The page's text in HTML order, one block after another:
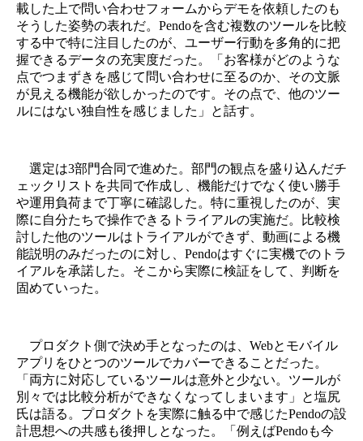
載した上で問い合わせフォームからデモを依頼したのも
そうした姿勢の表れだ。Pendoを含む複数のツールを比較
する中で特に注目したのが、ユーザー行動を多角的に把
握できるデータの充実度だった。「お客様がどのような
点でつまずきを感じて問い合わせに至るのか、その文脈
が見える機能が欲しかったのです。その点で、他のツー
ルにはない独自性を感じました」と話す。
選定は3部門合同で進めた。部門の観点を盛り込んだチ
ェックリストを共同で作成し、機能だけでなく使い勝手
や運用負荷まで丁寧に確認した。特に重視したのが、実
際に自分たちで操作できるトライアルの実施だ。比較検
討した他のツールはトライアルができず、動画による機
能説明のみだったのに対し、Pendoはすぐに実機でのトラ
イアルを承諾した。そこから実際に検証をして、判断を
固めていった。
プロダクト側で決め手となったのは、Webとモバイル
アプリをひとつのツールでカバーできることだった。
「両方に対応しているツールは意外と少ない。ツールが
別々では比較分析ができなくなってしまいます」と塩尻
氏は語る。プロダクトを実際に触る中で感じたPendoの設
計思想への共感も後押しとなった。「例えばPendoも今